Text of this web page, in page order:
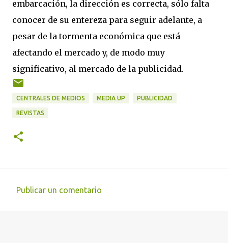
embarcación, la dirección es correcta, sólo falta
conocer de su entereza para seguir adelante, a
pesar de la tormenta económica que está
afectando el mercado y, de modo muy
significativo, al mercado de la publicidad.
CENTRALES DE MEDIOS MEDIA UP PUBLICIDAD
REVISTAS
Publicar un comentario